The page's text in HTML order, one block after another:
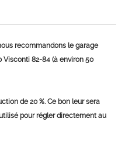
recommandons le garage
Visconti 82-84 (à environ 50
de 20 %. Ce bon leur sera
pour régler directement au